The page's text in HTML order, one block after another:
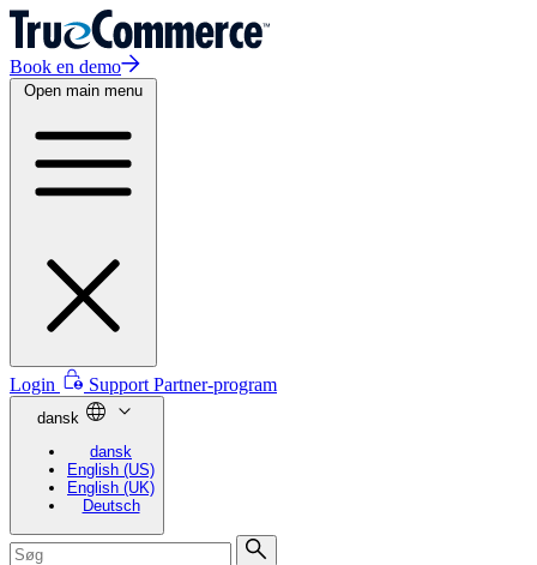
Book en demo
Open main menu
Login Support Partner-program
dansk
dansk
English (US)
English (UK)
Deutsch